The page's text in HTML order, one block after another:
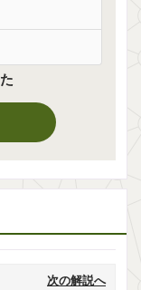
次の解説へ